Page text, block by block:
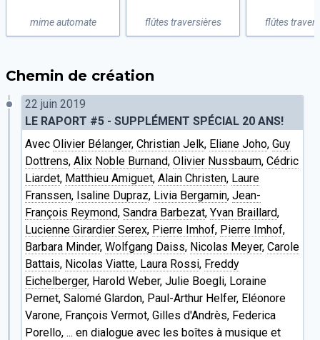
mime automate flûtes traversières flûtes
Chemin de création
22 juin 2019
LE RAPORT #5 - SUPPLÉMENT SPÉCIAL 20 ANS!
Avec Olivier Bélanger, Christian Jelk, Eliane Joho, Guy
Dottrens, Alix Noble Burnand, Olivier Nussbaum, Cédric
Liardet, Matthieu Amiguet, Alain Christen, Laure
Franssen, Isaline Dupraz, Livia Bergamin, Jean-
François Reymond, Sandra Barbezat, Yvan Braillard,
Lucienne Girardier Serex, Pierre Imhof, Pierre Imhof,
Barbara Minder, Wolfgang Daiss, Nicolas Meyer, Carole
Battais, Nicolas Viatte, Laura Rossi, Freddy
Eichelberger, Harold Weber, Julie Boegli, Loraine
Pernet, Salomé Glardon, Paul-Arthur Helfer, Eléonore
Varone, François Vermot, Gilles d'Andrès, Federica
Porello, ... en dialogue avec les boîtes à musique et